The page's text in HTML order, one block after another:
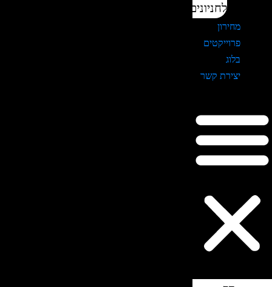
לחניונים
מחירון
פרוייקטים
בלוג
יצירת קשר